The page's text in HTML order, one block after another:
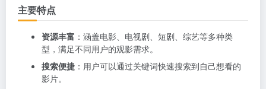
主要特点
资源丰富 ：涵盖电影、电视剧、短剧、综艺等多种类
型，满足不同用户的观影需求。
搜索便捷 ：用户可以通过关键词快速搜索到自己想看的
影片。